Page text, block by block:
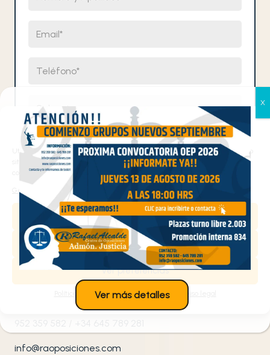
Gestionar el consentimiento
de las cookies
Utilizamos cookies propias y de terceros para analizar el tráfico en nuestro
sitio web y personalizar el contenido. Puede aceptar todas las cookies,
configurarlas según sus preferencias o rechazarlas.
Gestionar los servicios
Aceptar
Denegar
Ver preferencias
Política de cookiesPolítica de privacidad
Comentarios
He leído y acepto la política de privacidad de Rafael
Alcalde Centro de Oposiciones.
Contacta con nosotros
¡Te ayudamos!
info@raoposiciones.com
Ver más detalles